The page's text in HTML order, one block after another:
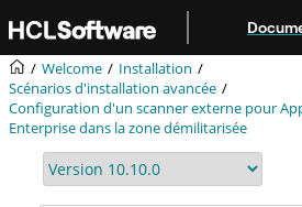
Aller au contenu principal
Welcome
Installation
Scénarios d'installation avancée
Configuration d'un scanner externe pour
Enterprise dans la zone démilitarisée